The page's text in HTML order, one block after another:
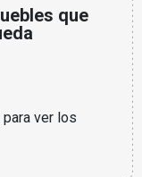
que
ver los